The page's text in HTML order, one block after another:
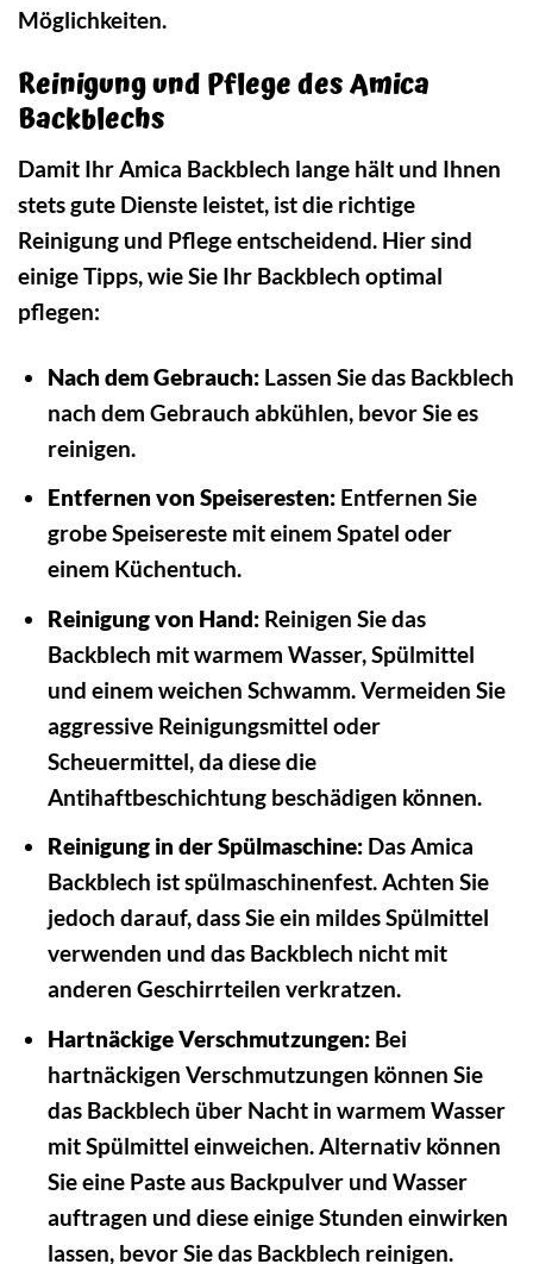
Möglichkeiten.
Reinigung und Pflege des Amica
Backblechs
Damit Ihr Amica Backblech lange hält und Ihnen
stets gute Dienste leistet, ist die richtige
Reinigung und Pflege entscheidend. Hier sind
einige Tipps, wie Sie Ihr Backblech optimal
pflegen:
Nach dem Gebrauch:Lassen Sie das Backblech
nach dem Gebrauch abkühlen, bevor Sie es
reinigen.
Entfernen von Speiseresten:Entfernen Sie
grobe Speisereste mit einem Spatel oder
einem Küchentuch.
Reinigung von Hand:Reinigen Sie das
Backblech mit warmem Wasser, Spülmittel
und einem weichen Schwamm. Vermeiden Sie
aggressive Reinigungsmittel oder
Scheuermittel, da diese die
Antihaftbeschichtung beschädigen können.
Reinigung in der Spülmaschine:Das Amica
Backblech ist spülmaschinenfest. Achten Sie
jedoch darauf, dass Sie ein mildes Spülmittel
verwenden und das Backblech nicht mit
anderen Geschirrteilen verkratzen.
Hartnäckige Verschmutzungen:Bei
hartnäckigen Verschmutzungen können Sie
das Backblech über Nacht in warmem Wasser
mit Spülmittel einweichen. Alternativ können
Sie eine Paste aus Backpulver und Wasser
auftragen und diese einige Stunden einwirken
lassen, bevor Sie das Backblech reinigen.